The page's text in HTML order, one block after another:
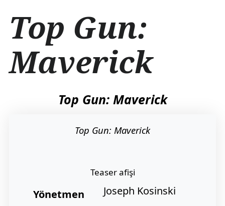
ç
ğ
e
Top Gun:
Maverick
Top Gun: Maverick
Top Gun: Maverick
Teaser afişi
Yönetmen
Joseph Kosinski